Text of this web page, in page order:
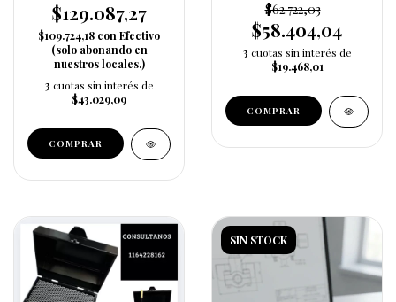
$129.087,27
$109.724,18 con Efectivo
(solo abonando en
nuestros locales.)
3 cuotas sin interés de
$43.029,09
$62.722,03
$58.404,04
3 cuotas sin interés de
$19.468,01
SIN STOCK